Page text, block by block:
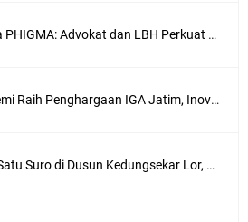
Hari Jadi Pertama PHIGMA: Advokat dan LBH Perkuat Soliditas di Jakarta
Yayuk Eko Supatemi Raih Penghargaan IGA Jatim, Inovasi Wayang Kulit untuk Anak Berkebutuhan Khusus
Ruwatan Malam Satu Suro di Dusun Kedungsekar Lor, Tradisi Luhur yang Terus Istiqomah